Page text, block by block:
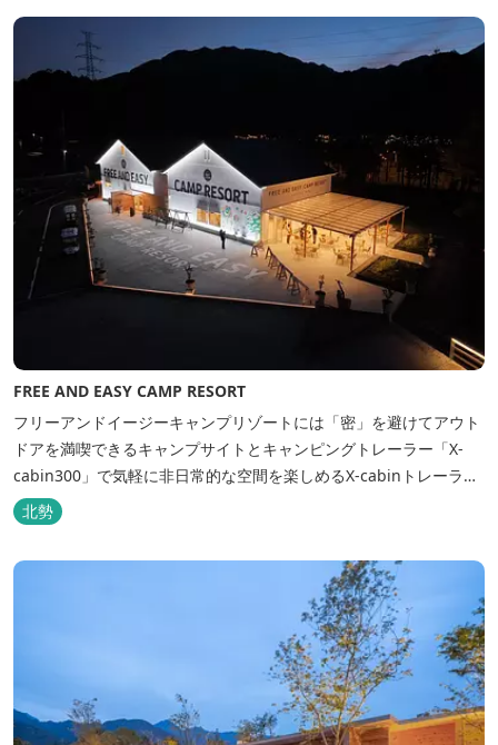
掛け流し「片岡温泉」 片岡温泉は、地下1,200ｍより湯口で約42℃
FREE AND EASY CAMP RESORT
フリーアンドイージーキャンプリゾートには「密」を避けてアウト
ドアを満喫できるキャンプサイトとキャンピングトレーラー「X-
cabin300」で気軽に非日常的な空間を楽しめるX-cabinトレーラー
サイト、日帰り手ぶらBBQやドッグラン・ドッグサロン、貸切サウ
ナ施設などを完備、キャンプしながら併設している片岡温泉「アク
アイグニス」の入浴利用もできるキャンプリゾートです。
北勢